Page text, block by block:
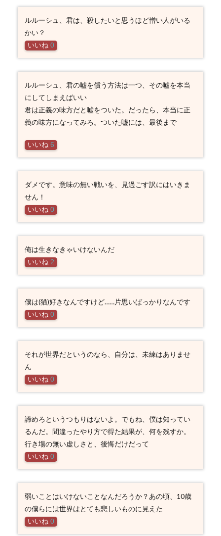
ルルーシュ、君は、殺したいと思うほど憎い人がいる
かい？
いいね 0
ルルーシュ、君の嘘を償う方法は一つ、その嘘を本当
にしてしまえばいい
君は正義の味方だと嘘をついた。だったら、本当に正
義の味方になってみろ。ついた嘘には、最後まで
いいね 6
ダメです。意味の無い戦いを、見過ごす訳にはいきま
せん！
いいね 0
俺は生きなきゃいけないんだ
いいね 2
僕は(猫)好きなんですけど……片思いばっかりなんです
いいね 0
それが世界だというのなら、自分は、未練はありませ
ん
いいね 0
諦めろというつもりはないよ。でもね、僕は知ってい
るんだ。間違ったやり方で得た結果が、何を残すか。
行き場の無い虚しさと、後悔だけだって
いいね 0
弱いことはいけないことなんだろうか？あの頃、10歳
の僕らには世界はとても悲しいものに見えた
いいね 0